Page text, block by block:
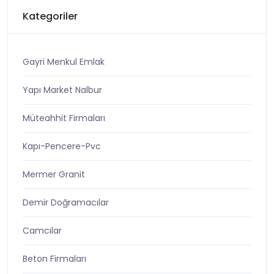
Kategoriler
Gayri Menkul Emlak
Yapı Market Nalbur
Müteahhit Firmaları
Kapı-Pencere-Pvc
Mermer Granit
Demir Doğramacılar
Camcılar
Beton Firmaları